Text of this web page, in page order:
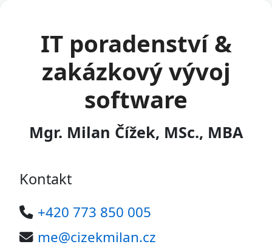
IT poradenství &
zakázkový vývoj
software
Mgr. Milan Čížek, MSc., MBA
Kontakt
+420 773 850 005
me@cizekmilan.cz